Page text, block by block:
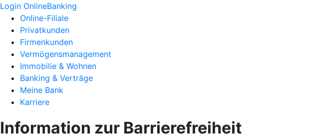
Login OnlineBanking
Online-Filiale
Privatkunden
Firmenkunden
Vermögensmanagement
Immobilie & Wohnen
Banking & Verträge
Meine Bank
Karriere
Information zur Barrierefreiheit